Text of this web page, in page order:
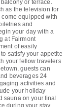
or terrace.
as the television for
equipped with
and
your day with a
at Fairmont
of easily
satisfy your appetite
your fellow travelers
guests can
beverages 24
activities and
your holiday
sauna on your final